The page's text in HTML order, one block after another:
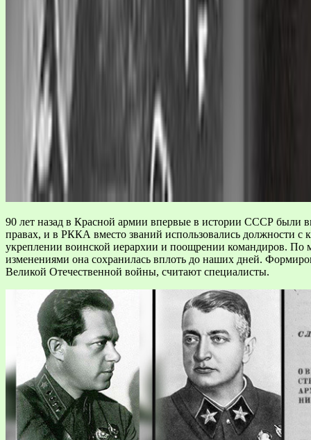
90 лет назад в Красной армии впервые в истории СССР были
правах, и в РККА вместо званий использовались должности с
укреплении воинской иерархии и поощрении командиров. По
изменениями она сохранилась вплоть до наших дней.
Великой Отечественной войны, считают специалисты.